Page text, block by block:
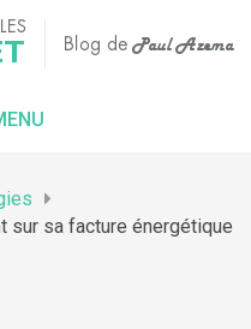
sur sa facture énergétique